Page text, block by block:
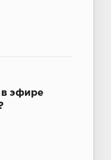
в эфире